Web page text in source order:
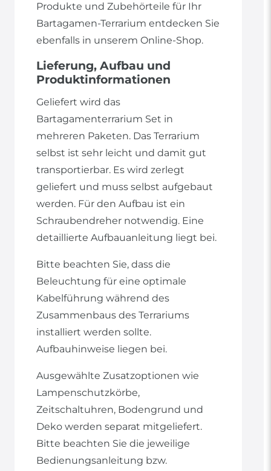
Produkte und Zubehörteile für Ihr
Bartagamen-Terrarium entdecken Sie
ebenfalls in unserem Online-Shop.
Lieferung, Aufbau und
Produktinformationen
Geliefert wird das
Bartagamenterrarium Set in
mehreren Paketen. Das Terrarium
selbst ist sehr leicht und damit gut
transportierbar. Es wird zerlegt
geliefert und muss selbst aufgebaut
werden. Für den Aufbau ist ein
Schraubendreher notwendig. Eine
detaillierte Aufbauanleitung liegt bei.
Bitte beachten Sie, dass die
Beleuchtung für eine optimale
Kabelführung während des
Zusammenbaus des Terrariums
installiert werden sollte.
Aufbauhinweise liegen bei.
Ausgewählte Zusatzoptionen wie
Lampenschutzkörbe,
Zeitschaltuhren, Bodengrund und
Deko werden separat mitgeliefert.
Bitte beachten Sie die jeweilige
Bedienungsanleitung bzw.